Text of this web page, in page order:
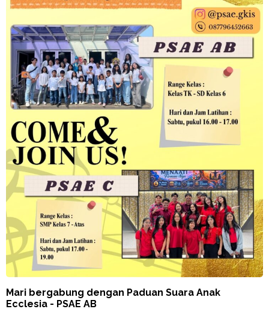
Mari bergabung dengan Paduan Suara Anak
Ecclesia - PSAE AB